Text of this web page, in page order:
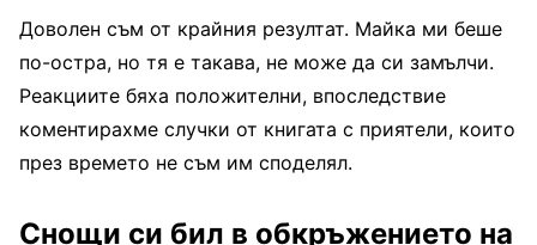
Доволен съм от крайния резултат. Майка ми беше
по-остра, но тя е такава, не може да си замълчи.
Реакциите бяха положителни, впоследствие
коментирахме случки от книгата с приятели, които
през времето не съм им споделял.
Снощи си бил в обкръжението на